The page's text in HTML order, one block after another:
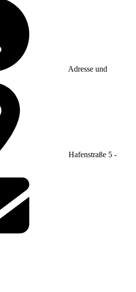
Adresse und
Hafenstraße 5 -